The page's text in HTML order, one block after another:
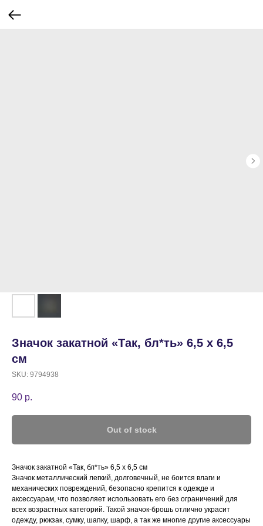
Значок закатной «Так, бл*ть» 6,5 х 6,5
см
SKU: 9794938
90 р.
Out of stock
Значок закатной «Так, бл*ть» 6,5 х 6,5 см
Значок металлический легкий, долговечный, не боится влаги и
механических повреждений, безопасно крепится к одежде и
аксессуарам, что позволяет использовать его без ограничений для
всех возрастных категорий. Такой значок-брошь отлично украсит
одежду, рюкзак, сумку, шапку, шарф, а так же многие другие аксессуары